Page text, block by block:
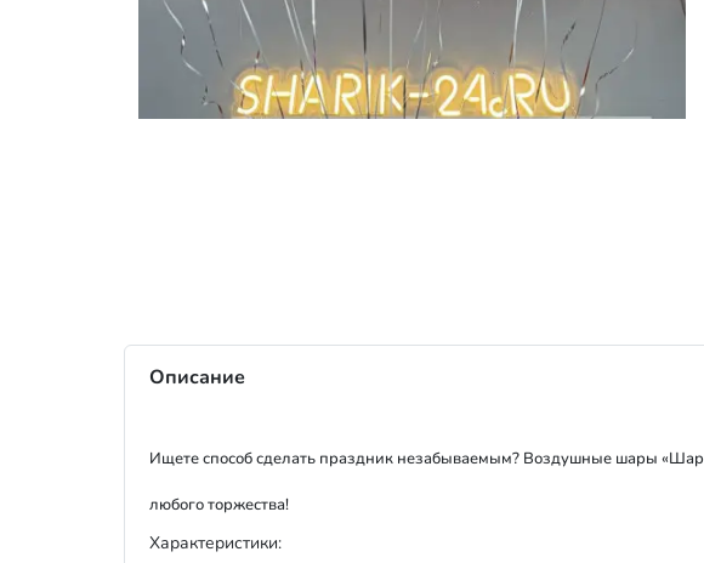
Описание
Ищете способ сделать праздник незабываемым? Воздушные шары
любого торжества!
Характеристики: